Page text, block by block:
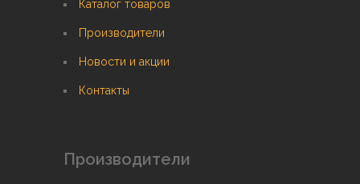
Каталог товаров
Производители
Новости и акции
Контакты
Производители